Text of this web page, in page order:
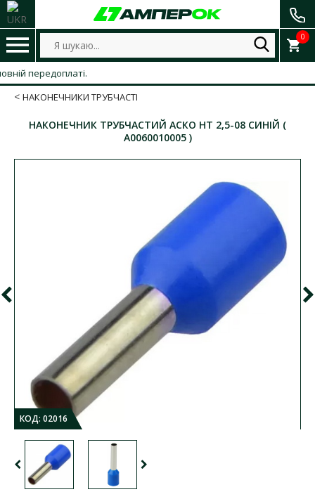
0
передоплаті.
НАКОНЕЧНИКИ ТРУБЧАСТІ
НАКОНЕЧНИК ТРУБЧАСТИЙ АСКО HT 2,5-08 СИНІЙ (
A0060010005 )
КОД: 02016